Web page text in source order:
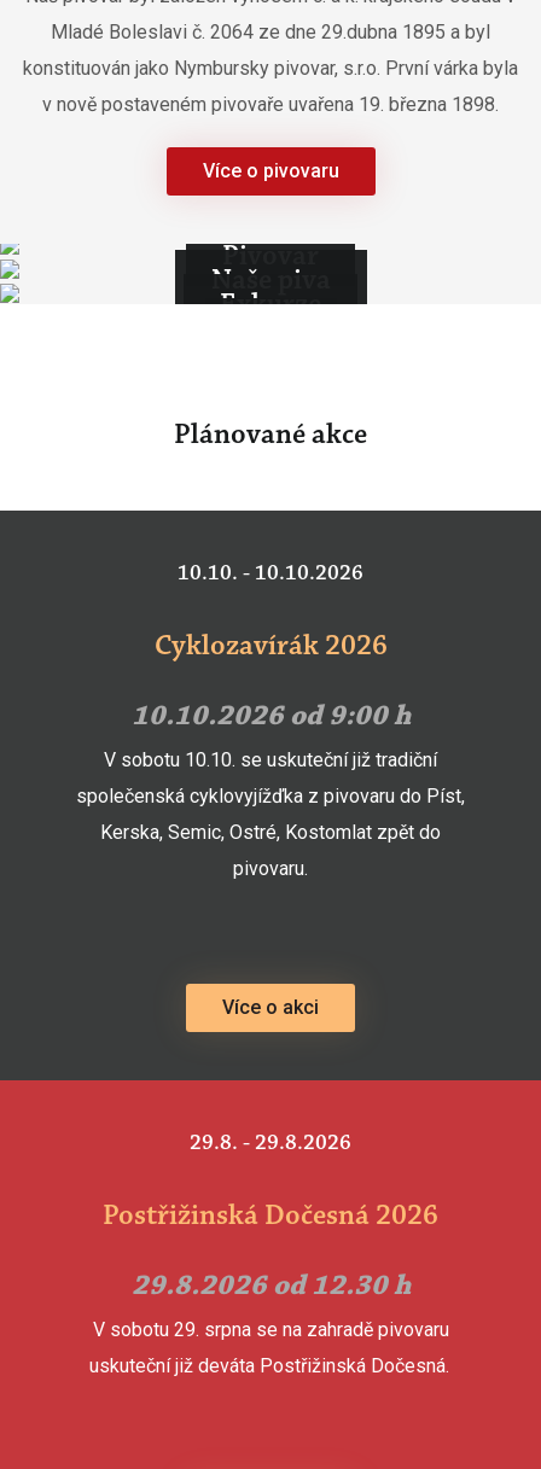
Mladé Boleslavi č. 2064 ze dne 29.dubna 1895 a byl
konstituován jako Nymbursky pivovar, s.r.o. První várka byla
v nově postaveném pivovaře uvařena 19. března 1898.
Více o pivovaru
Pivovar
Naše piva
Exkurze
Plánované akce
10.10. - 10.10.2026
Cyklozavírák 2026
10.10.2026 od 9:00 h
V sobotu 10.10. se uskuteční již tradiční
společenská cyklovyjížďka z pivovaru do Píst,
Kerska, Semic, Ostré, Kostomlat zpět do
pivovaru.
Více o akci
29.8. - 29.8.2026
Postřižinská Dočesná 2026
29.8.2026 od 12.30 h
V sobotu 29. srpna se na zahradě pivovaru
uskuteční již deváta Postřižinská Dočesná.